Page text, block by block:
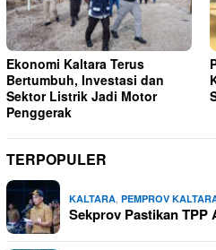
Ekonomi Kaltara Terus
Bertumbuh, Investasi dan
Sektor Listrik Jadi Motor
Penggerak
TERPOPULER
KALTARA, PEMPROV
Sekprov Pastikan TPP